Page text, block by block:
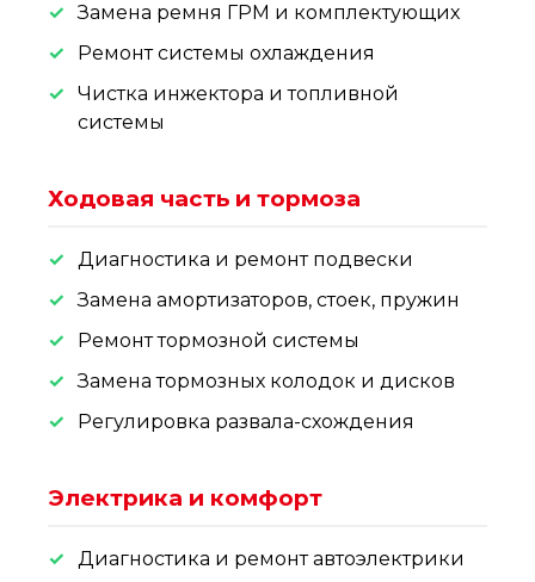
Замена ремня ГРМ и комплектующих
Ремонт системы охлаждения
Чистка инжектора и топливной
системы
Ходовая часть и тормоза
Диагностика и ремонт подвески
Замена амортизаторов, стоек, пружин
Ремонт тормозной системы
Замена тормозных колодок и дисков
Регулировка развала-схождения
Электрика и комфорт
Диагностика и ремонт автоэлектрики